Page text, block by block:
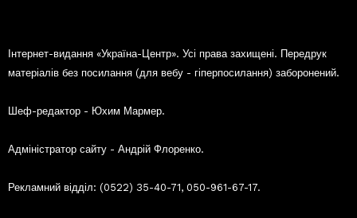
Інтернет-видання «Україна-Центр». Усі права захищені. Передрук
матеріалів без посилання (для вебу - гіперпосилання) заборонений.
Шеф-редактор - Юхим Мармер.
Адміністратор сайту - Андрій Флоренко.
Рекламний відділ: (0522) 35-40-71, 050-961-67-17.